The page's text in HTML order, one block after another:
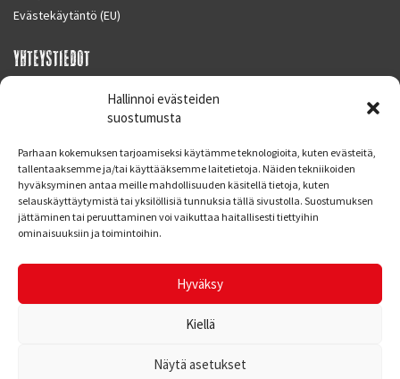
Hallinnoi evästeiden
suostumusta
Parhaan kokemuksen tarjoamiseksi käytämme teknologioita, kuten evästeitä,
tallentaaksemme ja/tai käyttääksemme laitetietoja. Näiden tekniikoiden
hyväksyminen antaa meille mahdollisuuden käsitellä tietoja, kuten
selauskäyttäytymistä tai yksilöllisiä tunnuksia tällä sivustolla. Suostumuksen
jättäminen tai peruuttaminen voi vaikuttaa haitallisesti tiettyihin
ominaisuuksiin ja toimintoihin.
Hyväksy
Kiellä
Näytä asetukset
Evästekäytäntö (EU)
YHTEYSTIEDOT
SUPERMOTO CENTER
Finland
Puh. 09 221 7088
info at supermotocenter.fi
Maanantai - Tiistai 09.00 - 17.00